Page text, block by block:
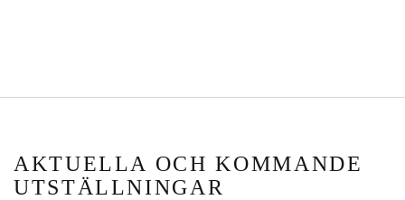
AKTUELLA OCH KOMMANDE
UTSTÄLLNINGAR